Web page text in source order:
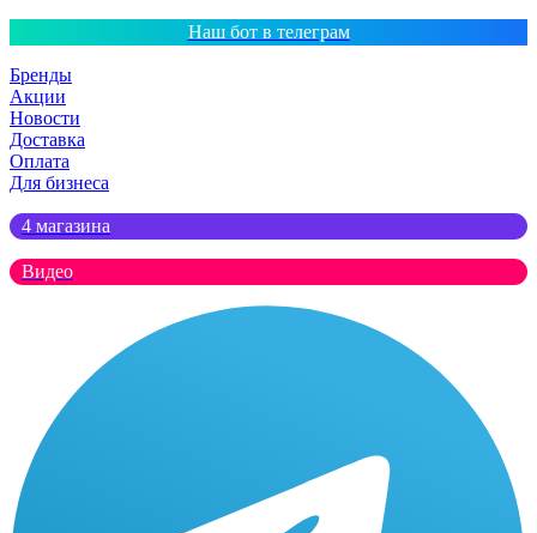
Наш бот в телеграм
Бренды
Акции
Новости
Доставка
Оплата
Для бизнеса
4 магазина
Видео